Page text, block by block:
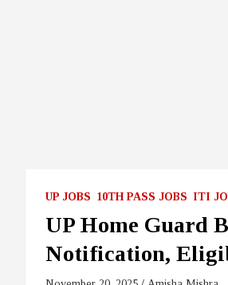
UP JOBS 10TH PASS JOBS ITI
UP Home Guard
Notification,